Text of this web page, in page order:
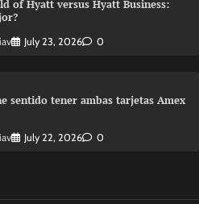
of Hyatt versus Hyatt Business:
July 23, 2026 0
sentido tener ambas tarjetas Amex
July 22, 2026 0